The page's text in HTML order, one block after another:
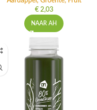
€2,03
NAAR AH